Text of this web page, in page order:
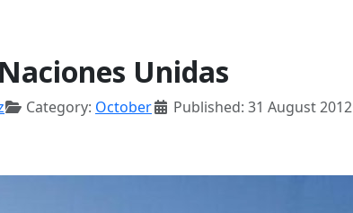
Unidas
Category: October Published: 31 August 2012